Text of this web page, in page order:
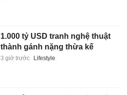
1.000 tỷ USD tranh nghệ thuật
thành gánh nặng thừa kế
3 giờ trước Lifestyle